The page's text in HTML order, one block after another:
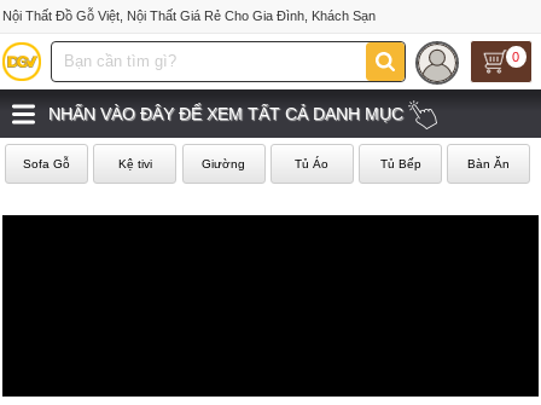
Nội Thất Đồ Gỗ Việt, Nội Thất Giá Rẻ Cho Gia Đình, Khách Sạn
0
NHẤN VÀO ĐÂY ĐỂ XEM TẤT CẢ DANH MỤC
Sofa Gỗ Kệ tivi Giường Tủ Áo Tủ Bếp Bàn Ăn
‹ ›